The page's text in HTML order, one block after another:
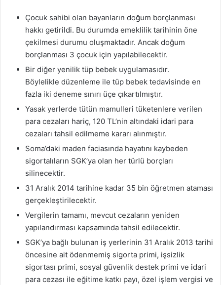
Çocuk sahibi olan bayanların doğum borçlanması
hakkı getirildi. Bu durumda emeklilik tarihinin öne
çekilmesi durumu oluşmaktadır. Ancak doğum
borçlanması 3 çocuk için yapılabilecektir.
Bir diğer yenilik tüp bebek uygulamasıdır.
Böylelikle düzenleme ile tüp bebek tedavisinde en
fazla iki deneme sınırı üçe çıkartılmıştır.
Yasak yerlerde tütün mamulleri tüketenlere verilen
para cezaları hariç, 120 TL’nin altındaki idari para
cezaları tahsil edilmeme kararı alınmıştır.
Soma’daki maden faciasında hayatını kaybeden
sigortalıların SGK’ya olan her türlü borçları
silinecektir.
31 Aralık 2014 tarihine kadar 35 bin öğretmen ataması
gerçekleştirilecektir.
Vergilerin tamamı, mevcut cezaların yeniden
yapılandırması kapsamında tahsil edilecektir.
SGK’ya bağlı bulunan iş yerlerinin 31 Aralık 2013 tarihi
öncesine ait ödenmemiş sigorta primi, işsizlik
sigortası primi, sosyal güvenlik destek primi ve idari
para cezası ile eğitime katkı payı, özel işlem vergisi ve